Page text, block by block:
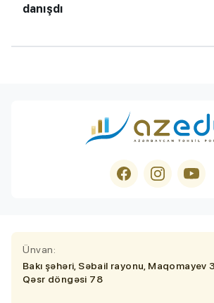
danışdı
Ünvan:
Bakı şəhəri, Səbail rayonu, Maqomayev
Qəsr döngəsi 78